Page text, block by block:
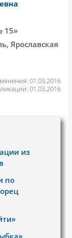
15»
Ярославская
01.03.2016
01.03.2016
из
по